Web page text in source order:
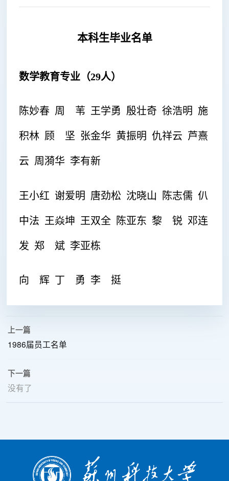
本科生毕业名单
数学教育专业（29人）
陈妙春 周 苇 王学勇 殷壮奇 徐浩明 施
积林 顾 坚 张金华 黄振明 仇祥云 芦熹
云 周漪华 李有新
王小红 谢爱明 唐劲松 沈晓山 陈志儒 仈
中法 王焱坤 王双全 陈亚东 黎 锐 邓连
发 郑 斌 李亚栋
向 辉 丁 勇 李 挺
上一篇
1986届员工名单
下一篇
没有了